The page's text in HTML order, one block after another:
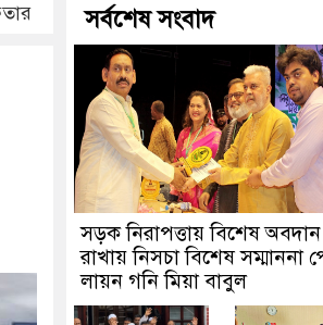
সর্বশেষ সংবাদ
সড়ক নিরাপত্তায় বিশেষ অবদান
রাখায় নিসচা বিশেষ সম্মাননা
লায়ন গনি মিয়া বাবুল